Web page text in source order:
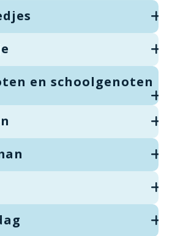
en schoolgenoten